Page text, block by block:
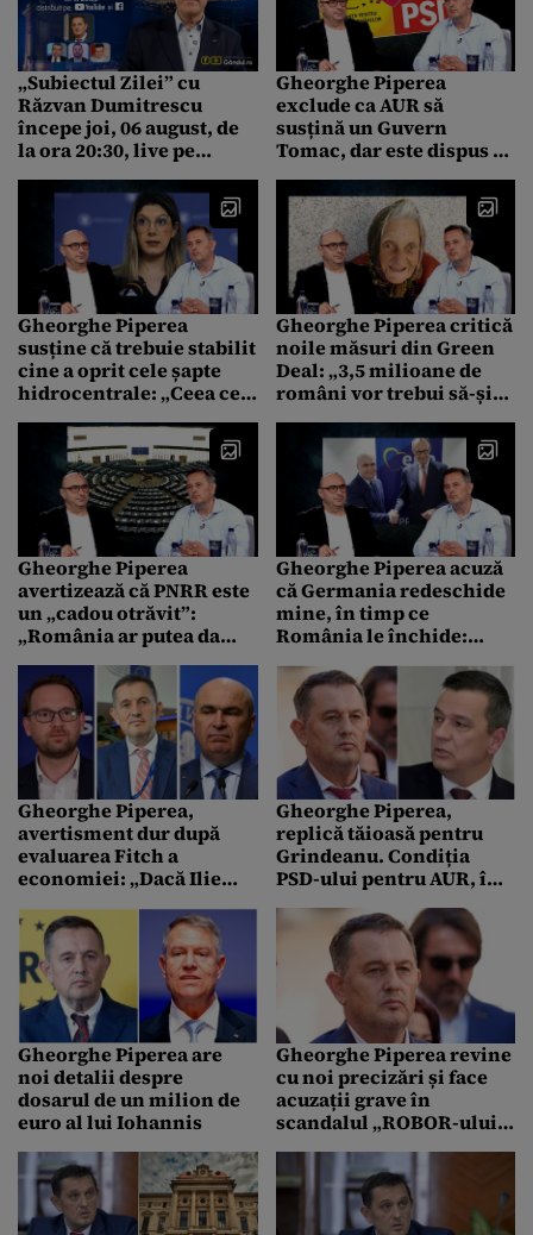
„Subiectul Zilei” cu
Răzvan Dumitrescu
începe joi, 06 august, de
la ora 20:30, live pe
Piperea, despre
minciunile din
pandemie care distrug
acum România
Gheorghe Piperea
exclude ca AUR să
susțină un Guvern
Tomac, dar este dispus să
PSD. Care sunt condițiile
Gheorghe Piperea
susține că trebuie stabilit
cine a oprit cele șapte
hidrocentrale: „Ceea ce
faptă penală”
Gheorghe Piperea critică
noile măsuri din Green
Deal: „3,5 milioane de
români vor trebui să-și
lemne”
Gheorghe Piperea
avertizează că PNRR este
un „cadou otrăvit”:
„România ar putea da
în 2027”
Gheorghe Piperea acuză
că Germania redeschide
mine, în timp ce
România le închide:
Oltenia e în insolvență
nedeclarată”
Gheorghe Piperea,
avertisment dur după
evaluarea Fitch a
economiei: „Dacă Ilie
Palatul Victoria,
România intră în
faliment”
Gheorghe Piperea,
replică tăioasă pentru
Grindeanu. Condiția
PSD-ului pentru AUR, în
guvernamentale
Gheorghe Piperea are
noi detalii despre
dosarul de un milion de
euro al lui Iohannis
Gheorghe Piperea revine
cu noi precizări și face
acuzații grave în
scandalul „ROBOR-ului